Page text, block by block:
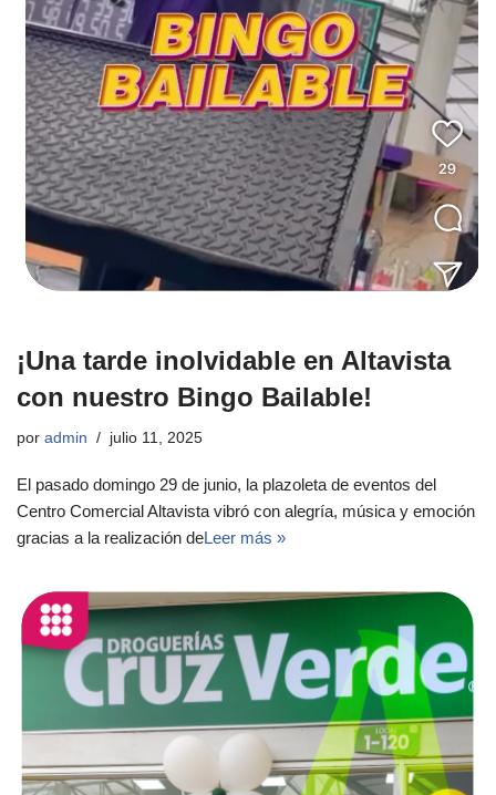
¡Una tarde inolvidable en Altavista
con nuestro Bingo Bailable!
por admin julio 11, 2025
El pasado domingo 29 de junio, la plazoleta de eventos del
Centro Comercial Altavista vibró con alegría, música y emoción
gracias a la realización deLeer más »